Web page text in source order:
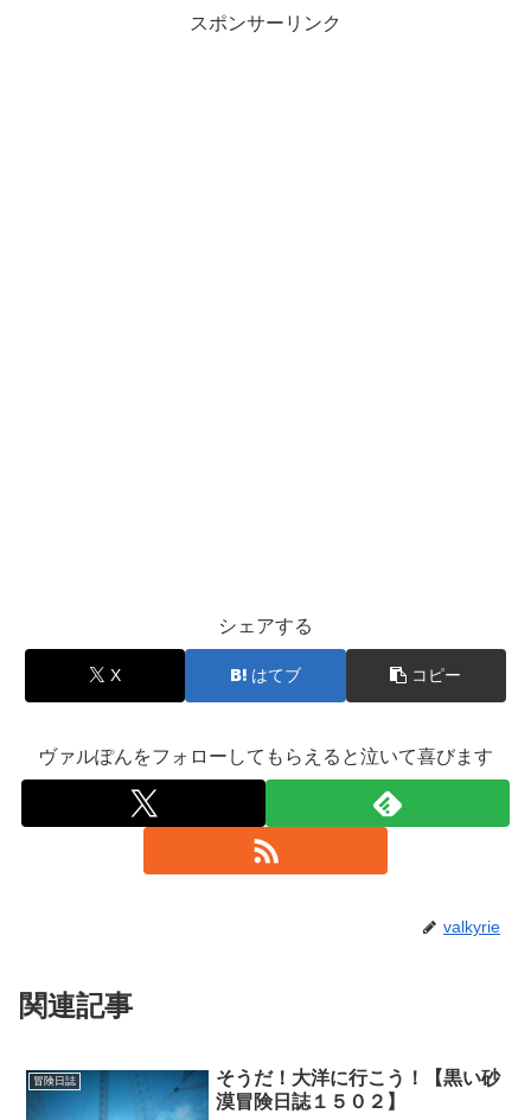
スポンサーリンク
シェアする
X はてブ コピー
ヴァルぽんをフォローしてもらえると泣いて喜びます
valkyrie
関連記事
冒険日誌
そうだ！大洋に行こう！【黒い砂
漠冒険日誌１５０２】